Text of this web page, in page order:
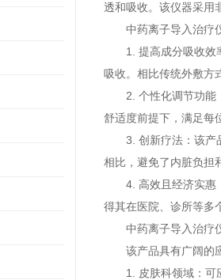
透和吸收。该仪器采用
中药离子导入治疗仪
1. 提高成分吸收效率
吸收。相比传统外敷方
2. 个性化调节功能：
舒适度前提下，满足
3. 创新疗法：该
相比，避免了内脏负担
4. 高效且经济实惠：
得其在医院、诊所等
中药离子导入治疗仪应
该产品具有广阔的应
1. 皮肤科领域：可